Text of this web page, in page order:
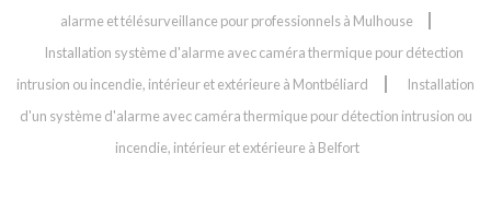
alarme et télésurveillance pour professionnels à Mulhouse
Installation système d'alarme avec caméra thermique pour détection
intrusion ou incendie, intérieur et extérieure à Montbéliard
Installation
d'un système d'alarme avec caméra thermique pour détection intrusion ou
incendie, intérieur et extérieure à Belfort